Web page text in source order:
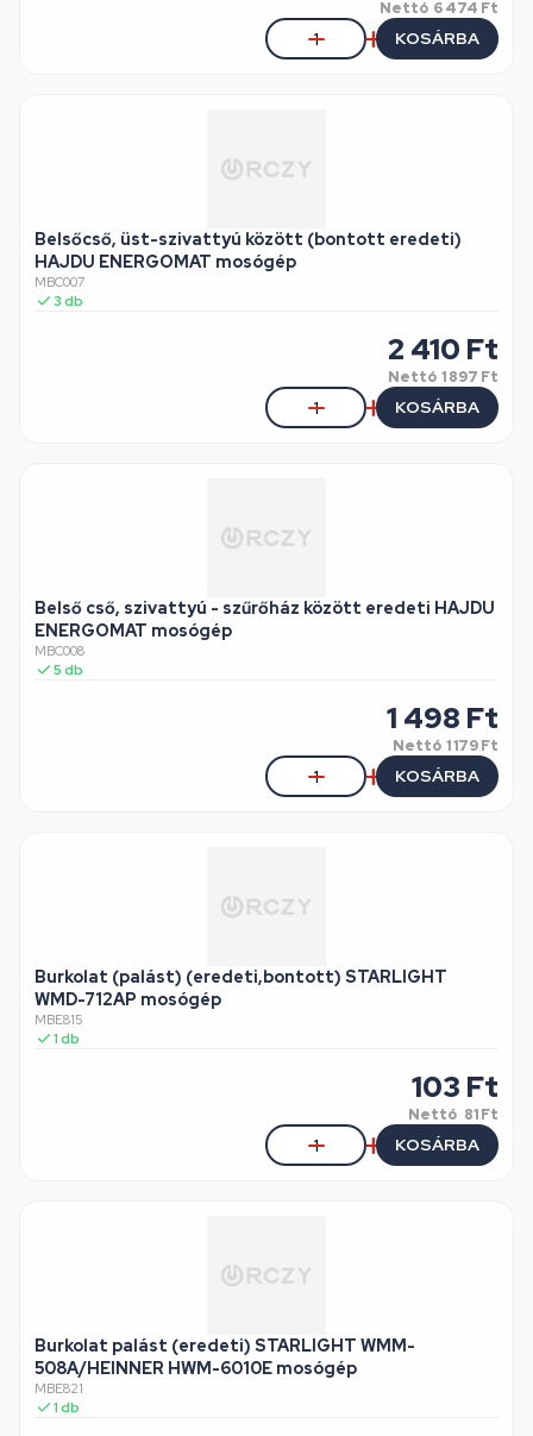
Nettó 6 474 Ft
KOSÁRBA
Belsőcső, üst-szivattyú között (bontott eredeti)
HAJDU ENERGOMAT mosógép
MBC007
3db
2 410 Ft
Nettó 1 897 Ft
KOSÁRBA
Belső cső, szivattyú - szűrőház között eredeti HAJDU
ENERGOMAT mosógép
MBC008
5db
1 498 Ft
Nettó 1 179 Ft
KOSÁRBA
Burkolat (palást) (eredeti,bontott) STARLIGHT
WMD-712AP mosógép
MBE815
1db
103 Ft
Nettó 81 Ft
KOSÁRBA
Burkolat palást (eredeti) STARLIGHT WMM-
508A/HEINNER HWM-6010E mosógép
MBE821
1db